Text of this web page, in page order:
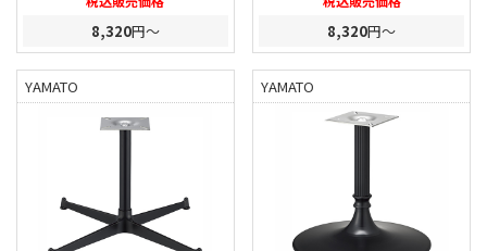
8,320円～ 8,320円～
YAMATO YAMATO